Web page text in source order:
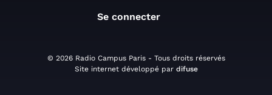
Se connecter
© 2026 Radio Campus Paris - Tous droits réservés
Site internet développé par difuse